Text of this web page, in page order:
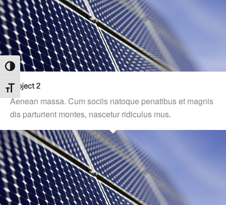
Umschalten auf hohe Kontraste
Schrift vergrößern
Project 2
Aenean massa. Cum sociis natoque penatibus et magnis
dis parturient montes, nascetur ridiculus mus.